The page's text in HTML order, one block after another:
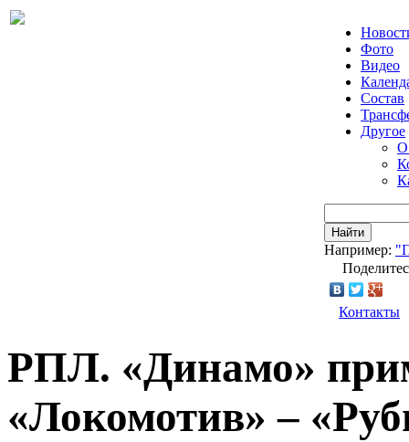
Фото
Видео
Состав
Другое
О
Найти
Например:
Контакты
РПЛ. «Динамо»
«Локомотив» –